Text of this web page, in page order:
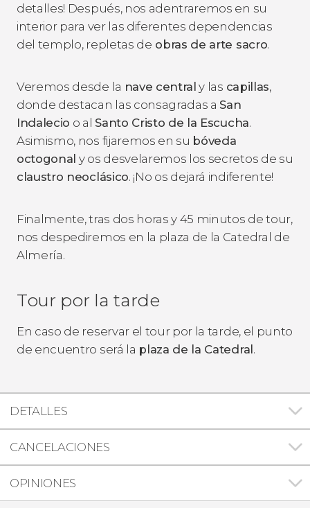
detalles! Después, nos adentraremos en su
interior para ver las diferentes dependencias
del templo, repletas de obras de arte sacro.
Veremos desde la nave central y las capillas,
donde destacan las consagradas a San
Indalecio o al Santo Cristo de la Escucha.
Asimismo, nos fijaremos en su bóveda
octogonal y os desvelaremos los secretos de su
claustro neoclásico. ¡No os dejará indiferente!
Finalmente, tras dos horas y 45 minutos de tour,
nos despediremos en la plaza de la Catedral de
Almería.
Tour por la tarde
En caso de reservar el tour por la tarde, el punto
de encuentro será la plaza de la Catedral.
DETALLES
CANCELACIONES
OPINIONES